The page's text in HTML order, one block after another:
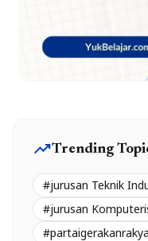
trending_upTrending
#jurusan Teknik
#jurusan